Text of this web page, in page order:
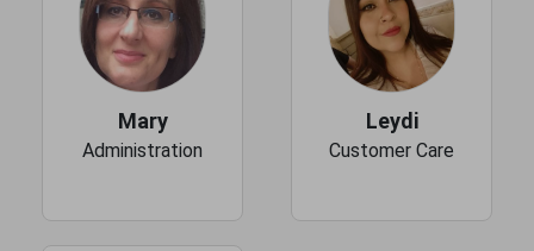
Mary
Administration
Leydi
Customer Care